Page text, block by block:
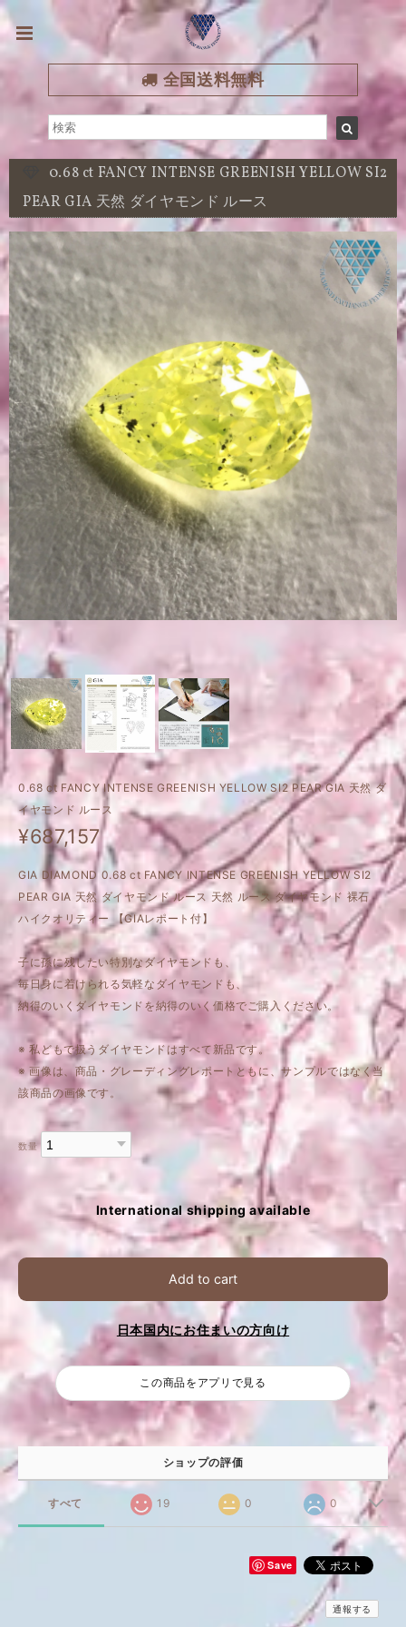
全国送料無料
0.68 ct FANCY INTENSE GREENISH YELLOW SI2
PEAR GIA 天然 ダイヤモンド ルース
0.68 ct FANCY INTENSE GREENISH YELLOW SI2 PEAR GIA 天然 ダ
イヤモンド ルース
¥687,157
GIA DIAMOND 0.68 ct FANCY INTENSE GREENISH YELLOW SI2
PEAR GIA 天然 ダイヤモンド ルース 天然 ルース ダイヤモンド 裸石
ハイクオリティー 【GIAレポート付】
子に孫に残したい特別なダイヤモンドも、
毎日身に着けられる気軽なダイヤモンドも、
納得のいくダイヤモンドを納得のいく価格でご購入ください。
※ 私どもで扱うダイヤモンドはすべて新品です。
※ 画像は、商品・グレーディングレポートともに、サンプルではなく当
該商品の画像です。
数量
International shipping available
Add to cart
日本国内にお住まいの方向け
この商品をアプリで見る
ショップの評価
すべて 19 0 0
Save
通報する